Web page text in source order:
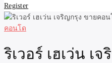
Register
คอนโด
ริเวอร์ เฮเว่น เ